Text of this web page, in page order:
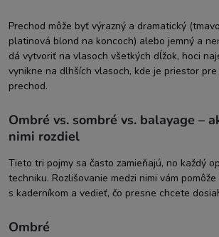
Prechod môže byť výrazný a dramatický
platinová blond na koncoch) alebo jemný a
dá vytvoriť na vlasoch všetkých dĺžok, hoci
vynikne na dlhších vlasoch, kde je priestor
prechod.
Ombré vs. sombré vs. balayage –
nimi rozdiel
Tieto tri pojmy sa často zamieňajú, no každý
techniku. Rozlišovanie medzi nimi vám
s kaderníkom a vedieť, čo presne chcete
Ombré